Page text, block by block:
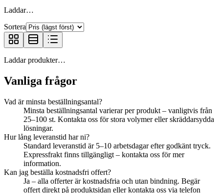
Laddar…
Sortera
Laddar produkter…
Vanliga frågor
Vad är minsta beställningsantal?
Minsta beställningsantal varierar per produkt – vanligtvis från
25–100 st. Kontakta oss för stora volymer eller skräddarsydda
lösningar.
Hur lång leveranstid har ni?
Standard leveranstid är 5–10 arbetsdagar efter godkänt tryck.
Expressfrakt finns tillgängligt – kontakta oss för mer
information.
Kan jag beställa kostnadsfri offert?
Ja – alla offerter är kostnadsfria och utan bindning. Begär
offert direkt på produktsidan eller kontakta oss via telefon